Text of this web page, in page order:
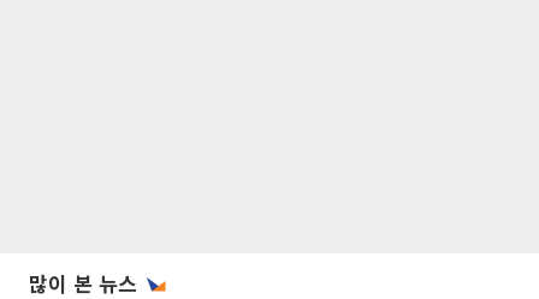
많이 본 뉴스